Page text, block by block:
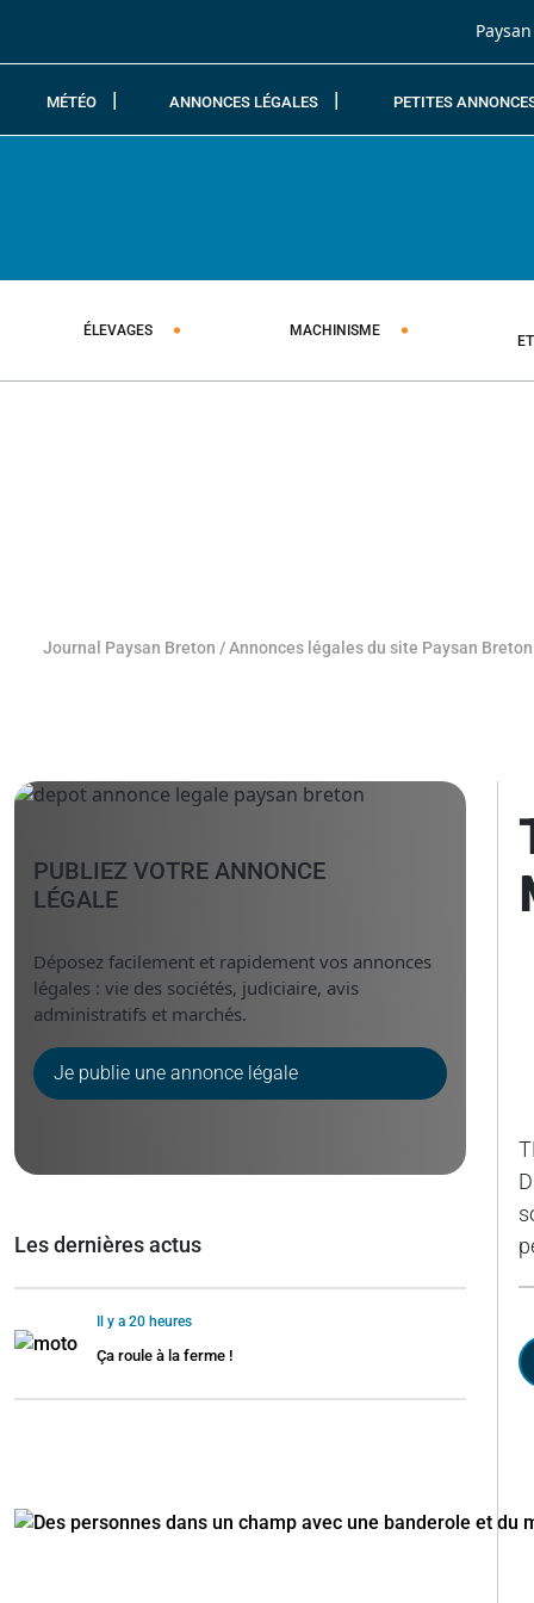
MÉTÉO ANNONCES LÉGALES PETITES
ÉLEVAGES MACHINISME
Journal Paysan Breton /Annonces légales du site Paysan Breton
PUBLIEZ VOTRE ANNONCE
LÉGALE
Déposez facilement et rapidement vos annonces
légales : vie des sociétés, judiciaire, avis
administratifs et marchés.
Je publie une annonce légale
Les dernières actus
Il y a 20 heures
Ça roule à la ferme !